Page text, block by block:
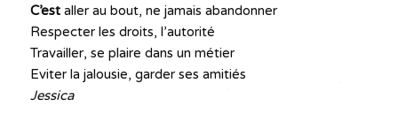
C’estaller au bout, ne jamais abandonner
Respecter les droits, l’autorité
Travailler, se plaire dans un métier
Eviter la jalousie, garder ses amitiés
Jessica